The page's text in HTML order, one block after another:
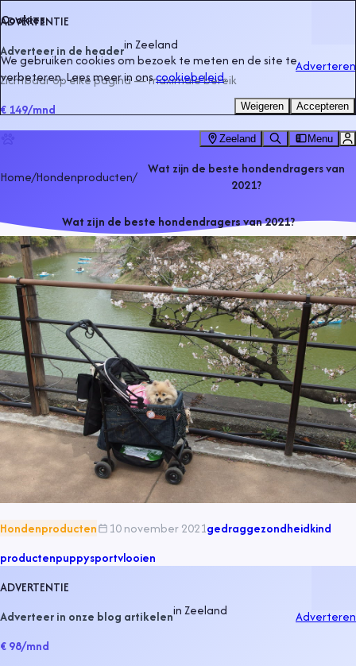
ADVERTENTIE
Adverteer in de headerinZeeland
Zichtbaar op elke pagina — maximale bereik
€ 149/mnd
Adverteren
Zeeland Menu
Home/Hondenproducten/
Wat zijn de beste hondendragers van
2021?
Wat zijn de beste hondendragers van 2021?
Hondenproducten 10 november 2021gedraggezondheidkind
productenpuppysportvlooien
ADVERTENTIE
Adverteer in onze blog artikeleninZeeland
€ 98/mnd
Adverteren
Cookies
We gebruiken cookies om bezoek te meten en de site te
verbeteren. Lees meer in onscookiebeleid.
Weigeren Accepteren